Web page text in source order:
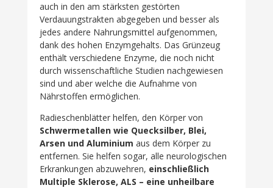
auch in den am stärksten gestörten
Verdauungstrakten abgegeben und besser als
jedes andere Nahrungsmittel aufgenommen,
dank des hohen Enzymgehalts. Das Grünzeug
enthält verschiedene Enzyme, die noch nicht
durch wissenschaftliche Studien nachgewiesen
sind und aber welche die Aufnahme von
Nährstoffen ermöglichen.
Radieschenblätter helfen, den Körper von
Schwermetallen wie Quecksilber, Blei,
Arsen und Aluminium aus dem Körper zu
entfernen. Sie helfen sogar, alle neurologischen
Erkrankungen abzuwehren, einschließlich
Multiple Sklerose, ALS – eine unheilbare